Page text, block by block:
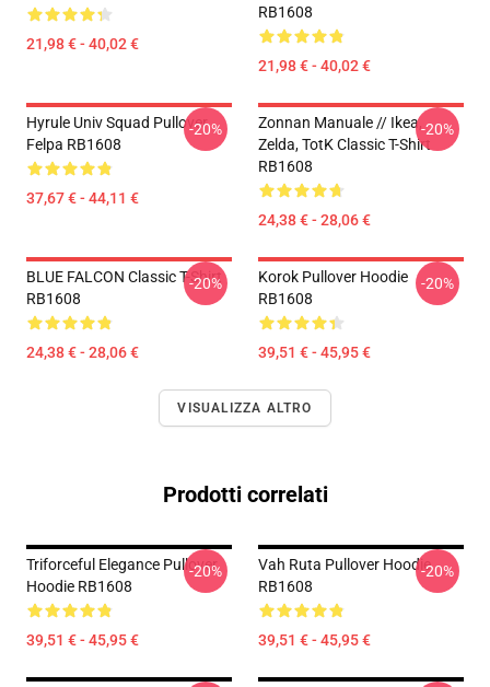
21,98 € - 40,02 €
RB1608
21,98 € - 40,02 €
Hyrule Univ Squad Pullover
Felpa RB1608
37,67 € - 44,11 €
-20%
Zonnan Manuale // Ikea,
Zelda, TotK Classic T-Shirt
RB1608
24,38 € - 28,06 €
-20%
BLUE FALCON Classic T-Shirt
RB1608
24,38 € - 28,06 €
-20%
Korok Pullover Hoodie
RB1608
39,51 € - 45,95 €
-20%
VISUALIZZA ALTRO
Prodotti correlati
Triforceful Elegance Pullover
Hoodie RB1608
39,51 € - 45,95 €
-20%
Vah Ruta Pullover Hoodie
RB1608
39,51 € - 45,95 €
-20%